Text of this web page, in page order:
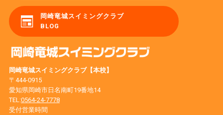
岡崎竜城スイミングクラブ
BLOG
岡崎竜城スイミングクラブ【本校】
〒444-0915
愛知県岡崎市日名南町19番地14
TEL:0564-24-7778
受付営業時間